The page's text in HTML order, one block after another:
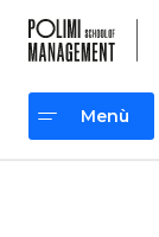
contenuto
Menù